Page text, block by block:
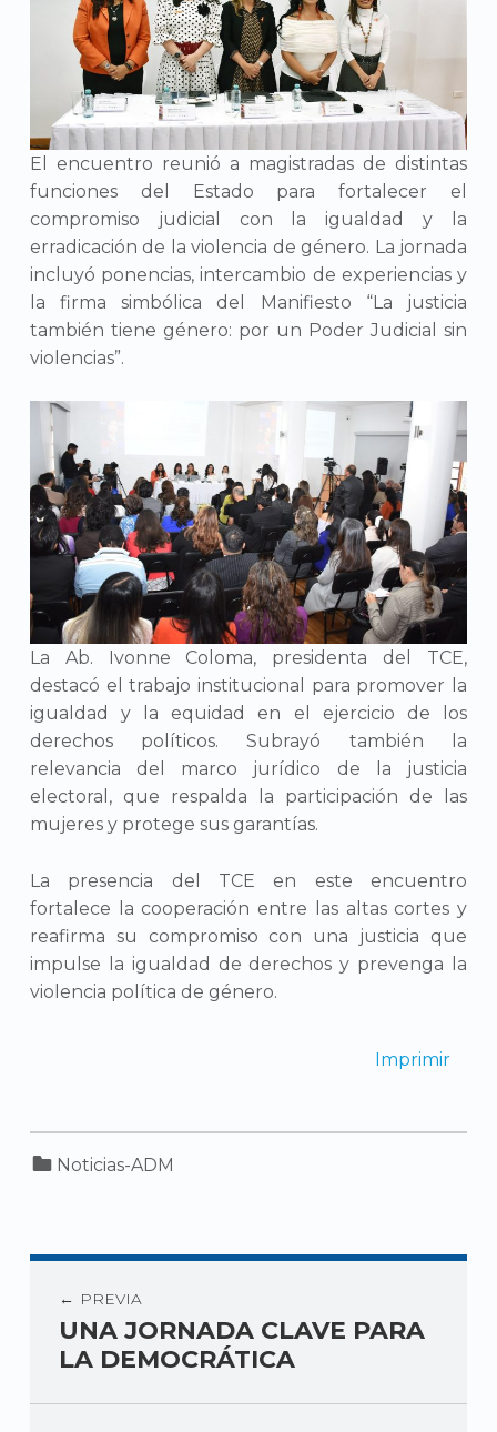
El encuentro reunió a magistradas de distintas
funciones del Estado para fortalecer el
compromiso judicial con la igualdad y la
erradicación de la violencia de género. La jornada
incluyó ponencias, intercambio de experiencias y
la firma simbólica del Manifiesto “La justicia
también tiene género: por un Poder Judicial sin
violencias”.
La Ab. Ivonne Coloma, presidenta del TCE,
destacó el trabajo institucional para promover la
igualdad y la equidad en el ejercicio de los
derechos políticos. Subrayó también la
relevancia del marco jurídico de la justicia
electoral, que respalda la participación de las
mujeres y protege sus garantías.
La presencia del TCE en este encuentro
fortalece la cooperación entre las altas cortes y
reafirma su compromiso con una justicia que
impulse la igualdad de derechos y prevenga la
violencia política de género.
Imprimir
Categorized in:
Noticias-ADM
PREVIA
UNA JORNADA CLAVE PARA
LA DEMOCRÁTICA